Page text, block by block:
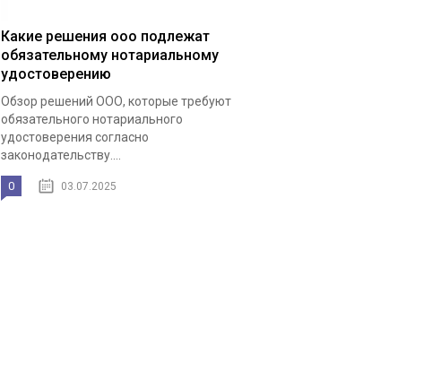
Какие решения ооо подлежат
обязательному нотариальному
удостоверению
Обзор решений ООО, которые требуют
обязательного нотариального
удостоверения согласно
законодательству....
0 03.07.2025